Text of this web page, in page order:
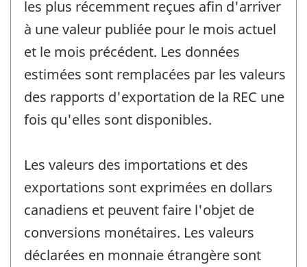
les plus récemment reçues afin d'arriver
à une valeur publiée pour le mois actuel
et le mois précédent. Les données
estimées sont remplacées par les valeurs
des rapports d'exportation de la REC une
fois qu'elles sont disponibles.
Les valeurs des importations et des
exportations sont exprimées en dollars
canadiens et peuvent faire l'objet de
conversions monétaires. Les valeurs
déclarées en monnaie étrangère sont